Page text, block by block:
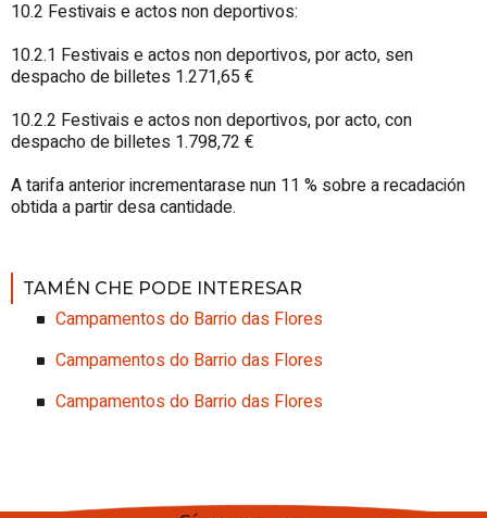
10.2 Festivais e actos non deportivos:
10.2.1 Festivais e actos non deportivos, por acto, sen
despacho de billetes 1.271,65 €
10.2.2 Festivais e actos non deportivos, por acto, con
despacho de billetes 1.798,72 €
A tarifa anterior incrementarase nun 11 % sobre a recadación
obtida a partir desa cantidade.
TAMÉN CHE PODE INTERESAR
Campamentos do Barrio das Flores
Campamentos do Barrio das Flores
Campamentos do Barrio das Flores